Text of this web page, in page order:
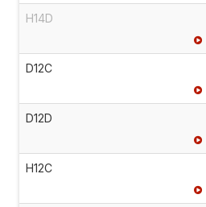
H14D
D12C
D12D
H12C